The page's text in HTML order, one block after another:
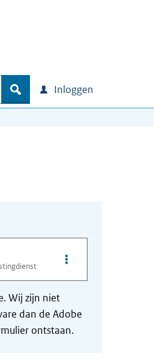
zoek Inloggen
Opties van bestand
Wij zijn niet
dan de Adobe
ontstaan.